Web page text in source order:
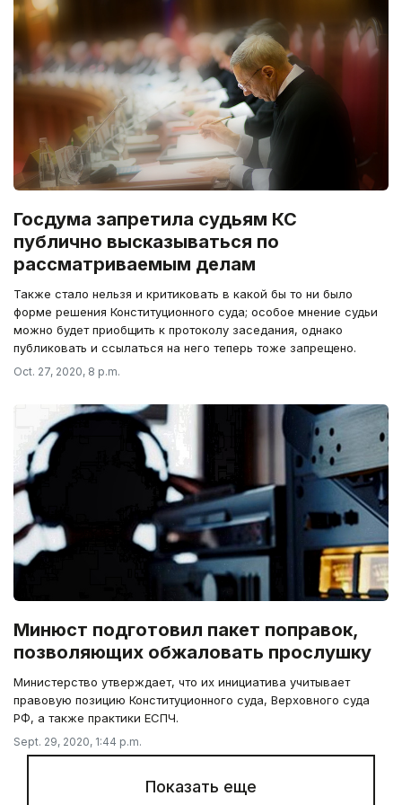
Госдума запретила судьям КС
публично высказываться по
рассматриваемым делам
Также стало нельзя и критиковать в какой бы то ни было
форме решения Конституционного суда; особое мнение судьи
можно будет приобщить к протоколу заседания, однако
публиковать и ссылаться на него теперь тоже запрещено.
Oct. 27, 2020, 8 p.m.
Минюст подготовил пакет поправок,
позволяющих обжаловать прослушку
Министерство утверждает, что их инициатива учитывает
правовую позицию Конституционного суда, Верховного суда
РФ, а также практики ЕСПЧ.
Sept. 29, 2020, 1:44 p.m.
Показать еще